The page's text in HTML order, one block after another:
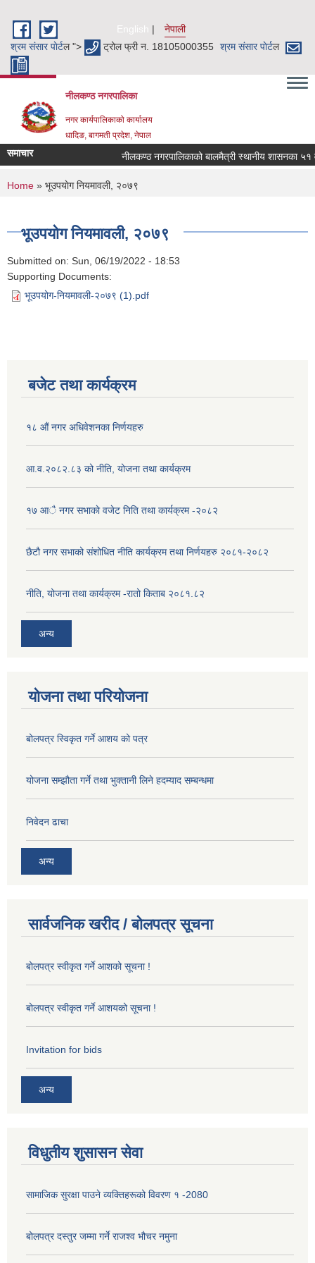
English
नेपाली
श्रम संसार पाेर्टल "> ट्रोल फ्री न. 18105000355 श्रम संसार पाेर्टल
नीलकण्ठ नगरपालिका
नगर कार्यपालिकाको कार्यालय
धादिङ, बागमती प्रदेश, नेपाल
समाचार नीलकण्ठ नगरपालिकाको बालमैत्री स्थानीय शासनका ५१
You are here
Home » भूउपयाेग नियमावली, २०७९
भूउपयाेग नियमावली, २०७९
Submitted on: Sun, 06/19/2022 - 18:53
Supporting Documents:
भूउपयोग-नियमावली-२०७९ (1).pdf
बजेट तथा कार्यक्रम
१८ औं नगर अधिवेशनका निर्णयहरु
आ.व.२०८२.८३ को नीति, योजना तथा कार्यक्रम
१७ आै नगर सभाकाे वजेट निति तथा कार्यक्रम -२०८२
छैटौ नगर सभाको संशोधित नीति कार्यक्रम तथा निर्णयहरु २०८१-२०८२
नीति, योजना तथा कार्यक्रम -रातो किताब २०८१.८२
अन्य
योजना तथा परियोजना
बोलपत्र स्विकृत गर्ने आशय को पत्र
योजना सम्झौता गर्ने तथा भुक्तानी लिने हदम्याद सम्बन्धमा
निवेदन ढाचा
अन्य
सार्वजनिक खरीद / बोलपत्र सूचना
बोलपत्र स्वीकृत गर्ने आशको सूचना !
बोलपत्र स्वीकृत गर्ने आशयको सूचना !
Invitation for bids
अन्य
विधुतीय शुसासन सेवा
सामाजिक सुरक्षा पाउने व्यक्तिहरूको विवरण १ -2080
बोलपत्र दस्तुर जम्मा गर्ने राजश्व भौचर नमुना